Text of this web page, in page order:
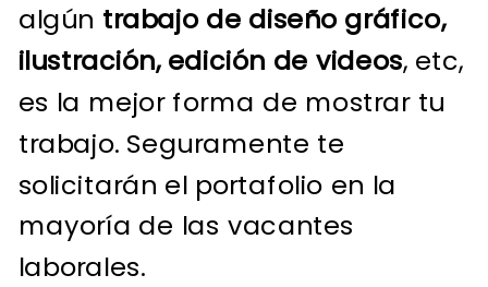
algún trabajo de diseño gráfico,
ilustración, edición de videos, etc,
es la mejor forma de mostrar tu
trabajo. Seguramente te
solicitarán el portafolio en la
mayoría de las vacantes
laborales.